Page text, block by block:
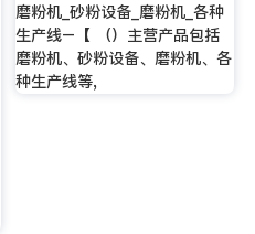
磨粉机_砂粉设备_磨粉机_各种
生产线–【 （）主营产品包括
磨粉机、砂粉设备、磨粉机、各
种生产线等,